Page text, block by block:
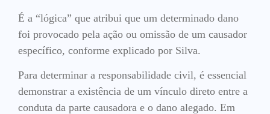
É a “lógica” que atribui que um determinado dano
foi provocado pela ação ou omissão de um causador
específico, conforme explicado por Silva.
Para determinar a responsabilidade civil, é essencial
demonstrar a existência de um vínculo direto entre a
conduta da parte causadora e o dano alegado. Em